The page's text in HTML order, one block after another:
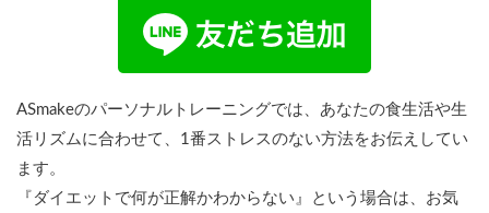
ASmakeのパーソナルトレーニングでは、あなたの食生活や生
活リズムに合わせて、1番ストレスのない方法をお伝えしてい
ます。
『ダイエットで何が正解かわからない』という場合は、お気